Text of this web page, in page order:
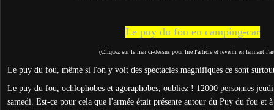
Le puy du fou en camping-car
(Cliquez sur le lien ci-dessus pour lire l'article et revenir en fermant
Le puy du fou, même si l'on y voit des spectacles magnifiques ce sont
Le puy du fou, ochlophobes et agoraphobes, oubliez ! 12000 personnes
samedi. Est-ce pour cela que l'armée était présente autour du Puy du fou et